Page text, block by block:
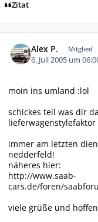
Zitat
Alex P. Mitglied
6. Juli 2005 um
moin ins umland :lol
schickes teil was dir
immer am letzten
nedderfeld!
näheres hier:
http://www.saab-
cars.de/foren/
viele grüße und